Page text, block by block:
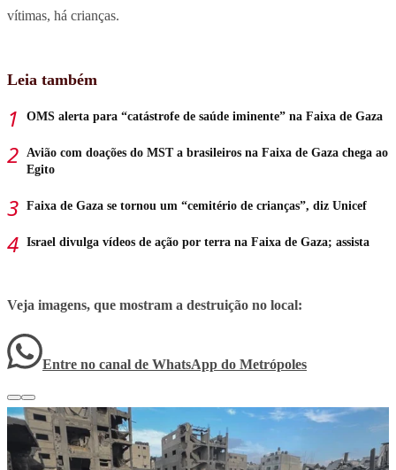
vítimas, há crianças.
Leia também
OMS alerta para “catástrofe de saúde iminente” na Faixa de Gaza
Avião com doações do MST a brasileiros na Faixa de Gaza chega ao
Egito
Faixa de Gaza se tornou um “cemitério de crianças”, diz Unicef
Israel divulga vídeos de ação por terra na Faixa de Gaza; assista
Veja imagens, que mostram a destruição no local:
Entre no canal de WhatsApp do Metrópoles